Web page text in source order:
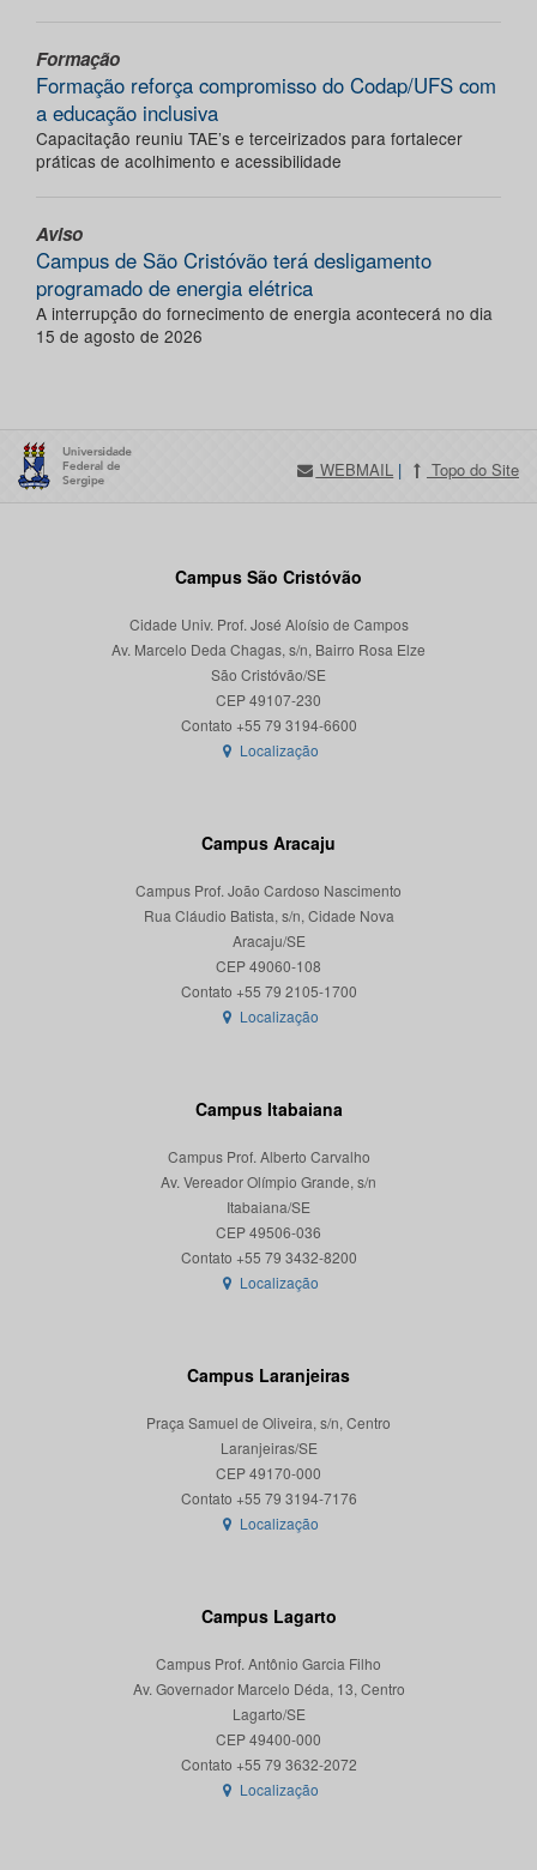
Formação
Formação reforça compromisso do Codap/UFS com
a educação inclusiva
Capacitação reuniu TAE’s e terceirizados para fortalecer
práticas de acolhimento e acessibilidade
Aviso
Campus de São Cristóvão terá desligamento
programado de energia elétrica
A interrupção do fornecimento de energia acontecerá no dia
15 de agosto de 2026
WEBMAIL | Topo do Site
Campus São Cristóvão
Cidade Univ. Prof. José Aloísio de Campos
Av. Marcelo Deda Chagas, s/n, Bairro Rosa Elze
São Cristóvão/SE
CEP 49107-230
Localização
Campus Aracaju
Campus Prof. João Cardoso Nascimento
Rua Cláudio Batista, s/n, Cidade Nova
Aracaju/SE
CEP 49060-108
Localização
Campus Itabaiana
Campus Prof. Alberto Carvalho
Av. Vereador Olímpio Grande, s/n
Itabaiana/SE
CEP 49506-036
Localização
Campus Laranjeiras
Praça Samuel de Oliveira, s/n, Centro
Laranjeiras/SE
CEP 49170-000
Localização
Campus Lagarto
Campus Prof. Antônio Garcia Filho
Av. Governador Marcelo Déda, 13, Centro
Lagarto/SE
CEP 49400-000
Localização